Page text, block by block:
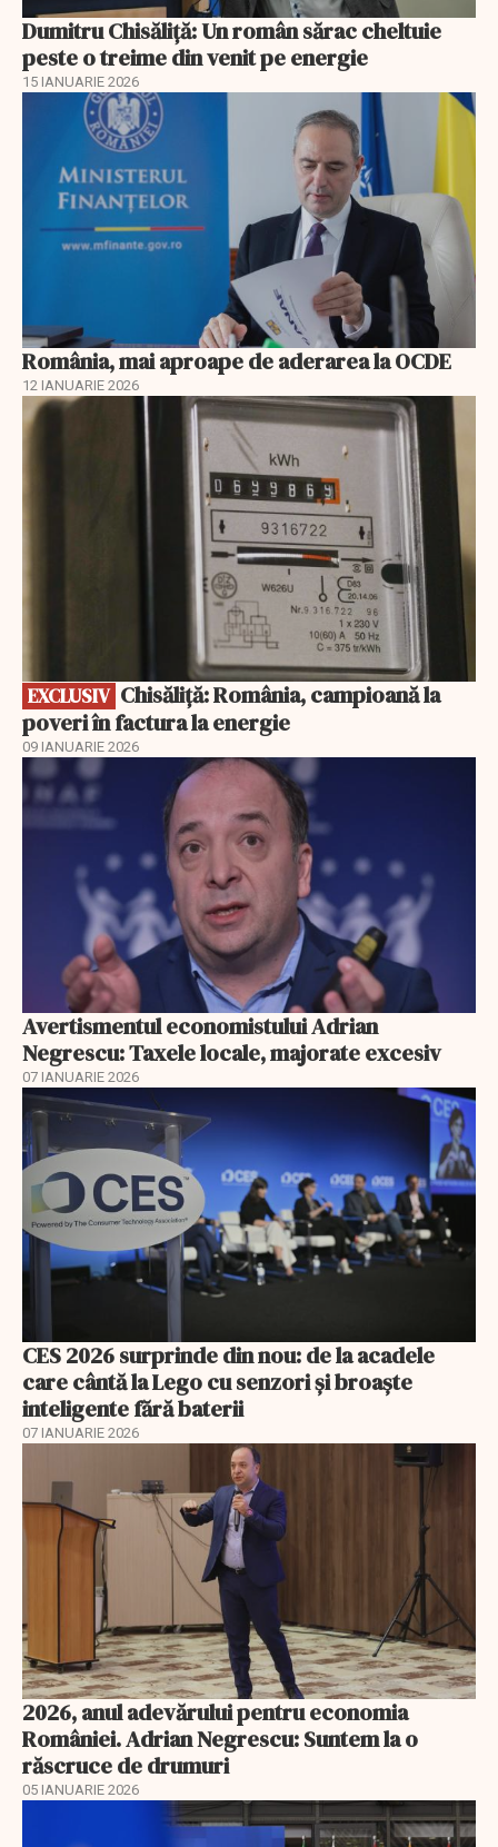
Dumitru Chisăliţă: Un român sărac cheltuie
peste o treime din venit pe energie
15 IANUARIE 2026
România, mai aproape de aderarea la OCDE
12 IANUARIE 2026
EXCLUSIV
EXCLUSIV
poveri în factura la energie
09 IANUARIE 2026
Avertismentul economistului Adrian
Negrescu: Taxele locale, majorate excesiv
07 IANUARIE 2026
CES 2026 surprinde din nou: de la acadele
care cântă la Lego cu senzori și broaște
inteligente fără baterii
07 IANUARIE 2026
2026, anul adevărului pentru economia
României. Adrian Negrescu: Suntem la o
răscruce de drumuri
05 IANUARIE 2026